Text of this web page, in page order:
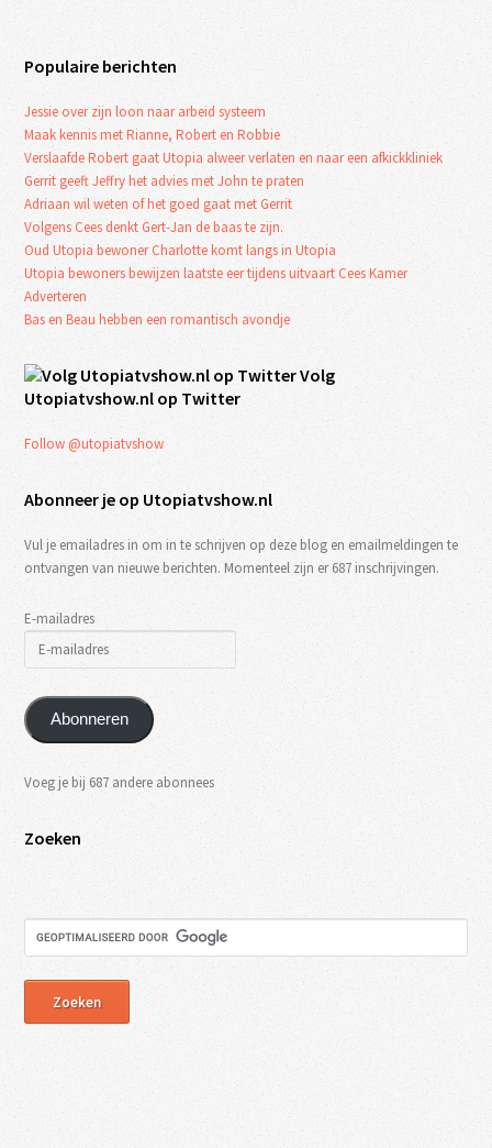
Populaire berichten
Jessie over zijn loon naar arbeid systeem
Maak kennis met Rianne, Robert en Robbie
Verslaafde Robert gaat Utopia alweer verlaten en naar een afkickkliniek
Gerrit geeft Jeffry het advies met John te praten
Adriaan wil weten of het goed gaat met Gerrit
Volgens Cees denkt Gert-Jan de baas te zijn.
Oud Utopia bewoner Charlotte komt langs in Utopia
Utopia bewoners bewijzen laatste eer tijdens uitvaart Cees Kamer
Adverteren
Bas en Beau hebben een romantisch avondje
Volg
Utopiatvshow.nl op Twitter
Follow @utopiatvshow
Abonneer je op Utopiatvshow.nl
Vul je emailadres in om in te schrijven op deze blog en emailmeldingen te
ontvangen van nieuwe berichten. Momenteel zijn er 687 inschrijvingen.
E-mailadres
Abonneren
Voeg je bij 687 andere abonnees
Zoeken